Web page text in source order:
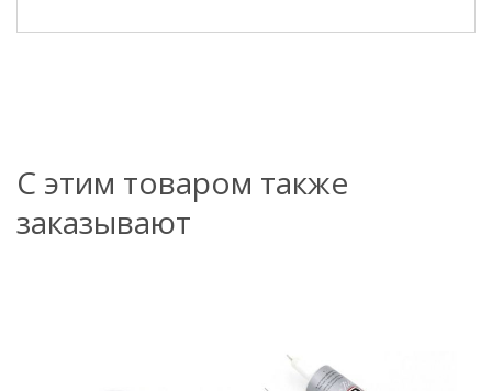
С этим товаром также
заказывают